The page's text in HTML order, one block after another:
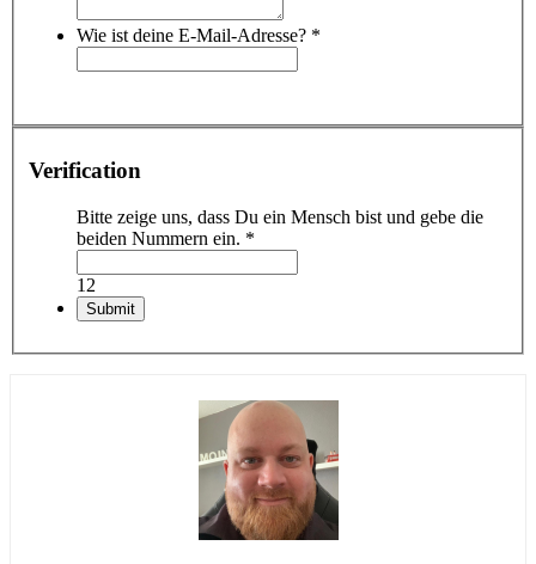
Wie ist deine E-Mail-Adresse? *
Verification
Bitte zeige uns, dass Du ein Mensch bist und gebe die
beiden Nummern ein. *
12